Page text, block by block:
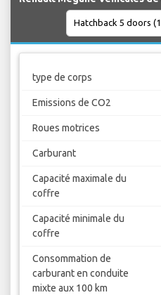
type de corps
Emissions de CO2
Roues motrices
Carburant
Capacité maximale du
coffre
Capacité minimale du
coffre
Consommation de
carburant en conduite
mixte aux 100 km